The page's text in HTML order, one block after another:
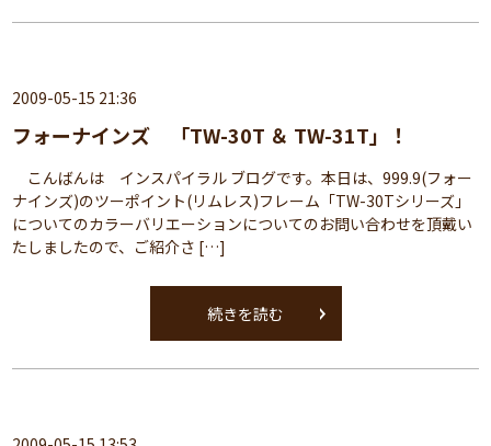
2009-05-15 21:36
フォーナインズ 「TW-30T ＆ TW-31T」！
こんばんは インスパイラル ブログです。本日は、999.9(フォー
ナインズ)のツーポイント(リムレス)フレーム「TW-30Tシリーズ」
についてのカラーバリエーションについてのお問い合わせを頂戴い
たしましたので、ご紹介さ […]
続きを読む